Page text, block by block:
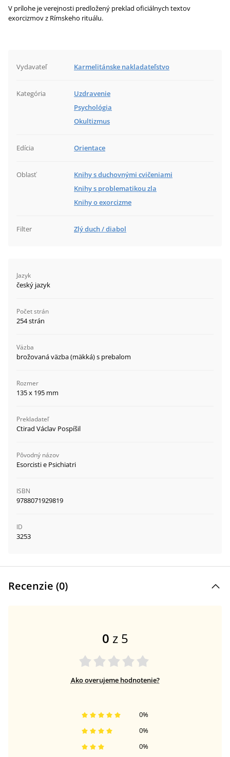
V prílohe je verejnosti predložený preklad oficiálnych textov
exorcizmov z Rímskeho rituálu.
Vydavateľ Karmelitánske nakladateľstvo
Kategória
Uzdravenie
Psychológia
Okultizmus
Edícia Orientace
Oblasť
Knihy s duchovnými cvičeniami
Knihy s problematikou zla
Knihy o exorcizme
Filter Zlý duch / diabol
Jazyk
český jazyk
Počet strán
254 strán
Väzba
brožovaná väzba (mäkká) s prebalom
Rozmer
135 x 195 mm
Prekladateľ
Ctirad Václav Pospíšil
Pôvodný názov
Esorcisti e Psichiatri
ISBN
9788071929819
ID
3253
Recenzie (0)
0 z 5
Ako overujeme hodnotenie?
0%
0%
0%